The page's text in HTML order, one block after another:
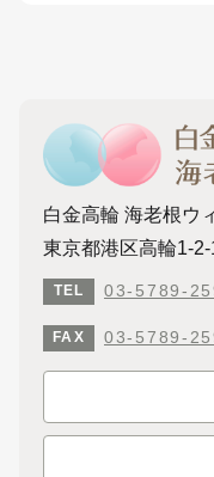
白金高輪 海老根ウ
東京都港区高輪1-
TEL 03-5789-
FAX 03-5789-